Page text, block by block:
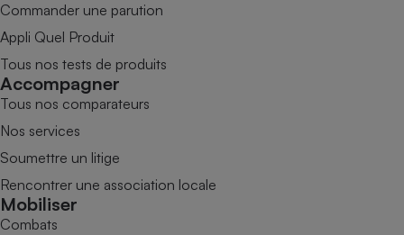
Commander une parution
Appli Quel Produit
Tous nos tests de produits
Accompagner
Tous nos comparateurs
Nos services
Soumettre un litige
Rencontrer une association locale
Mobiliser
Combats